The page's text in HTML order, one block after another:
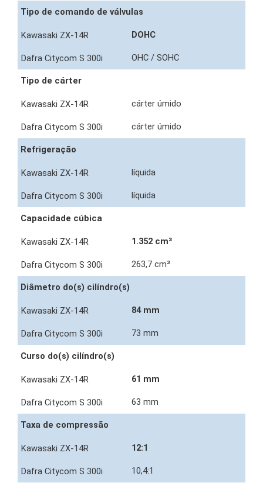
Tipo de comando de válvulas
DOHC
OHC / SOHC
Tipo de cárter
cárter úmido
cárter úmido
Refrigeração
líquida
líquida
Capacidade cúbica
1.352 cm³
263,7 cm³
Diâmetro do(s) cilíndro(s)
84 mm
73 mm
Curso do(s) cilíndro(s)
61 mm
63 mm
Taxa de compressão
12:1
10,4:1